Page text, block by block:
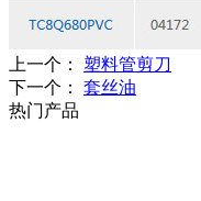
上一个： 塑料管剪刀
下一个： 套丝油
热门产品